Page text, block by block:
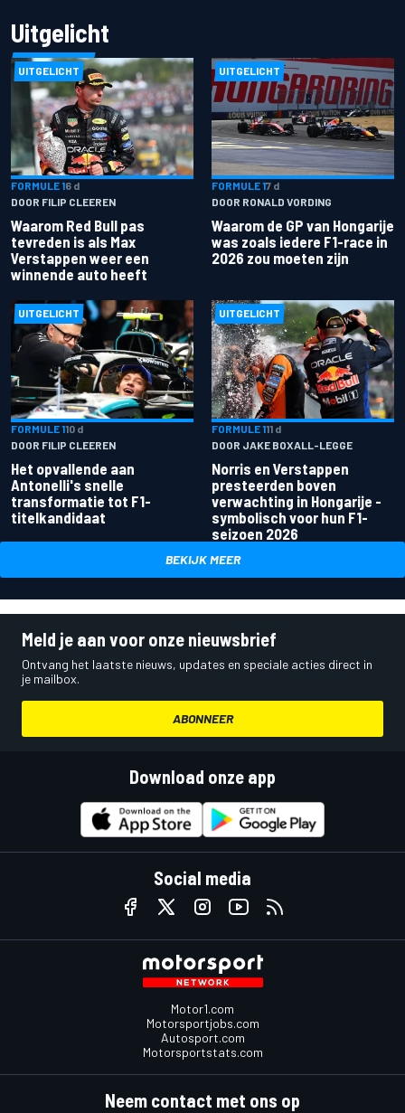
Uitgelicht
UITGELICHT
FORMULE 16 d
DOOR FILIP CLEEREN
Waarom Red Bull pas
tevreden is als Max
Verstappen weer een
winnende auto heeft
UITGELICHT
FORMULE 17 d
DOOR RONALD VORDING
Waarom de GP van Hongarije
was zoals iedere F1-race in
2026 zou moeten zijn
UITGELICHT
FORMULE 110 d
DOOR FILIP CLEEREN
Het opvallende aan
Antonelli's snelle
transformatie tot F1-
titelkandidaat
UITGELICHT
FORMULE 111 d
DOOR JAKE BOXALL-LEGGE
Norris en Verstappen
presteerden boven
verwachting in Hongarije -
symbolisch voor hun F1-
seizoen 2026
BEKIJK MEER
Meld je aan voor onze nieuwsbrief
Ontvang het laatste nieuws, updates en speciale acties direct in
je mailbox.
ABONNEER
Download onze app
Social media
Motor1.com
Motorsportjobs.com
Autosport.com
Motorsportstats.com
Neem contact met ons op